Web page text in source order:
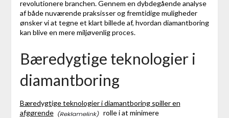
revolutionere branchen. Gennem en dybdegående analyse
af både nuværende praksisser og fremtidige muligheder
ønsker vi at tegne et klart billede af, hvordan diamantboring
kan blive en mere miljøvenlig proces.
Bæredygtige teknologier i
diamantboring
Bæredygtige teknologier i diamantboring spiller en
afgørende
rolle i at minimere